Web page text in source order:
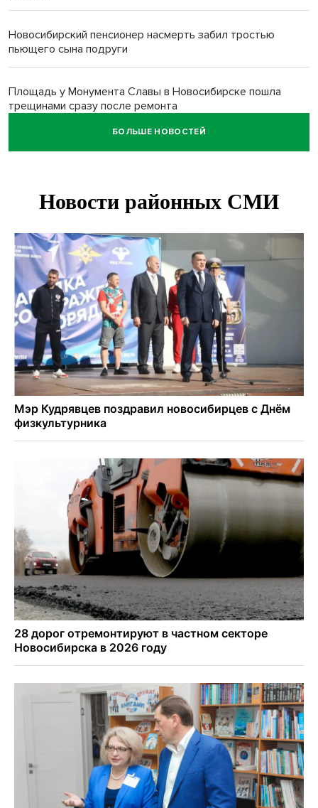
Новосибирский пенсионер насмерть забил тростью
пьющего сына подруги
Площадь у Монумента Славы в Новосибирске пошла
трещинами сразу после ремонта
Африканский врач поразил новосибирцев в травмпункте
Покрытие рулежных дорожек обновили в аэропорту
В Новосибирске зафиксирован рост заболеваемости
энтеровирусной инфекцией
В Новосибирске осудили внука за продажу дедова ружья
псевдо-мигранту
БОЛЬШЕ НОВОСТЕЙ